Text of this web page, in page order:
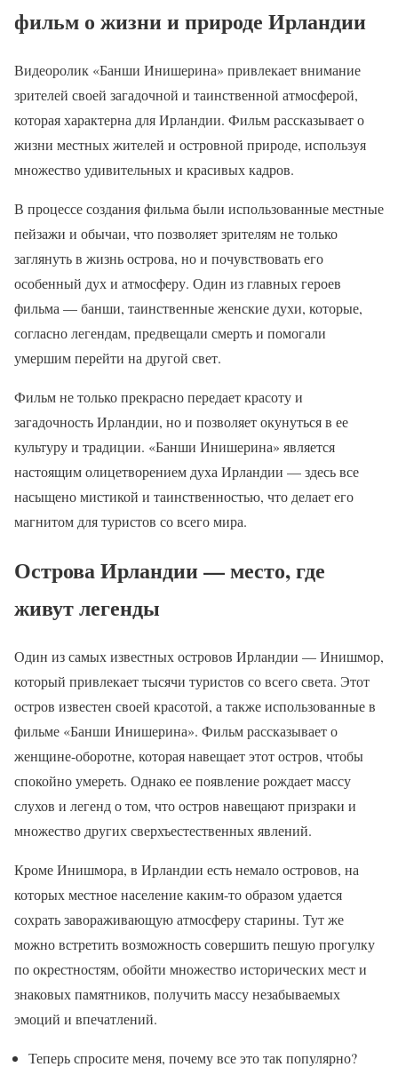
фильм о жизни и природе Ирландии
Видеоролик «Банши Инишерина» привлекает внимание
зрителей своей загадочной и таинственной атмосферой,
которая характерна для Ирландии. Фильм рассказывает о
жизни местных жителей и островной природе, используя
множество удивительных и красивых кадров.
В процессе создания фильма были использованные местные
пейзажи и обычаи, что позволяет зрителям не только
заглянуть в жизнь острова, но и почувствовать его
особенный дух и атмосферу. Один из главных героев
фильма — банши, таинственные женские духи, которые,
согласно легендам, предвещали смерть и помогали
умершим перейти на другой свет.
Фильм не только прекрасно передает красоту и
загадочность Ирландии, но и позволяет окунуться в ее
культуру и традиции. «Банши Инишерина» является
настоящим олицетворением духа Ирландии — здесь все
насыщено мистикой и таинственностью, что делает его
магнитом для туристов со всего мира.
Острова Ирландии — место, где
живут легенды
Один из самых известных островов Ирландии — Инишмор,
который привлекает тысячи туристов со всего света. Этот
остров известен своей красотой, а также использованные в
фильме «Банши Инишерина». Фильм рассказывает о
женщине-оборотне, которая навещает этот остров, чтобы
спокойно умереть. Однако ее появление рождает массу
слухов и легенд о том, что остров навещают призраки и
множество других сверхъестественных явлений.
Кроме Инишмора, в Ирландии есть немало островов, на
которых местное население каким-то образом удается
сохрать завораживающую атмосферу старины. Тут же
можно встретить возможность совершить пешую прогулку
по окрестностям, обойти множество исторических мест и
знаковых памятников, получить массу незабываемых
эмоций и впечатлений.
Теперь спросите меня, почему все это так популярно?